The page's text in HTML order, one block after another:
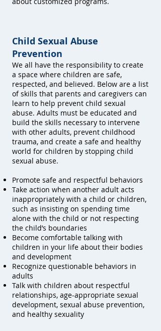
Child Sexual Abuse
Prevention
We all have the responsibility to create
a space where children are safe,
respected, and believed. Below are a list
of skills that parents and caregivers can
learn to help prevent child sexual
abuse. Adults must be educated and
build the skills necessary to intervene
with other adults, prevent childhood
trauma, and create a safe and healthy
world for children by stopping child
sexual abuse.
Promote safe and respectful behaviors
Take action when another adult acts
inappropriately with a child or children,
such as insisting on spending time
alone with the child or not respecting
the child’s boundaries
Become comfortable talking with
children in your life about their bodies
and development
Recognize questionable behaviors in
adults
Talk with children about respectful
relationships, age-appropriate sexual
development, sexual abuse prevention,
and healthy sexuality